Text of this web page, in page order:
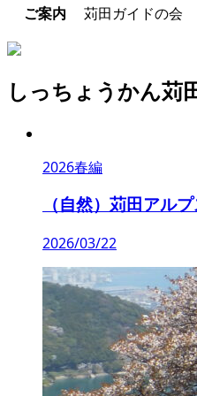
ご案内 苅田ガイドの会
しっちょうかん苅
2026春編
（自然）苅田アル
2026/03/22